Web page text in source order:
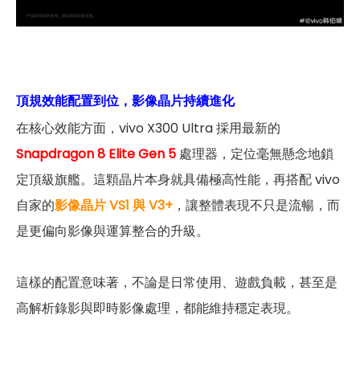
頂規效能配置到位，影像晶片持續進化
在核心效能方面，vivo X300 Ultra 採用最新的
Snapdragon 8 Elite Gen 5處理器，定位毫無懸念地鎖
定頂級旗艦。這顆晶片本身就具備極高性能，再搭配 vivo
自家的影像晶片 VS1 與 V3+ ，讓整體表現不只是流暢，而
是更偏向影像與運算整合的升級。
這樣的配置意味著，不論是日常使用、遊戲負載，甚至是
高解析錄影與即時影像處理，都能維持穩定表現。